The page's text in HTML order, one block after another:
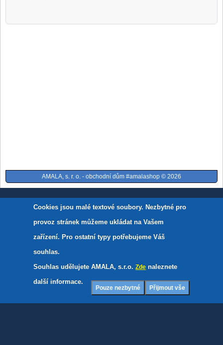
AMALA, s. r. o. - obchodní dům #amalashop © 2026
Cookies jsou malé textové soubory. Nezbytné pro
provoz stránek můžeme ukládat na Vašem
zařízení. Pro ostatní typy potřebujeme Váš
souhlas.
Souhlas udělujete AMALA, s.r.o.Zde naleznete
další informace.
Přijmout vše
Pouze nezbytné